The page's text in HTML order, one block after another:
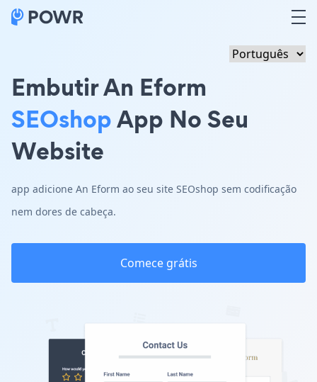
Embutir An Eform
SEOshopApp No Seu
Website
app adicione An Eform ao seu site SEOshop sem codificação
nem dores de cabeça.
Comece grátis